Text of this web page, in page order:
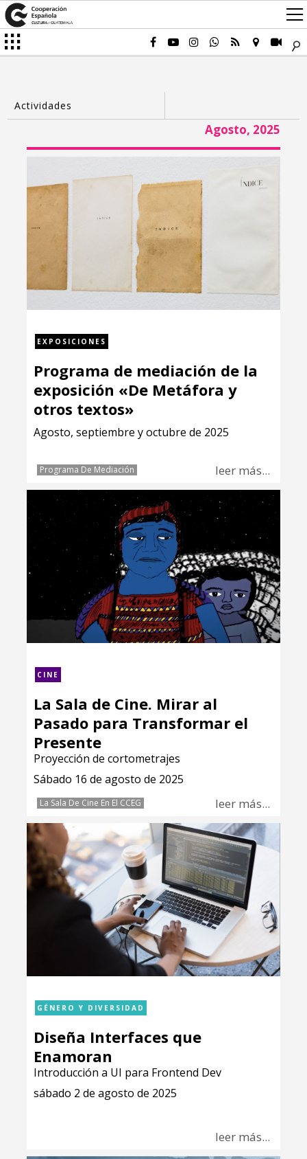
Agosto, 2025
EXPOSICIONES
Programa de mediación de la
exposición «De Metáfora y
otros textos»
Agosto, septiembre y octubre de 2025
Programa De Mediación leer más...
CINE
La Sala de Cine. Mirar al
Pasado para Transformar el
Presente
Proyección de cortometrajes
Sábado 16 de agosto de 2025
La Sala De Cine En El CCEG leer más...
GÉNERO Y DIVERSIDAD
Diseña Interfaces que
Enamoran
Introducción a UI para Frontend Dev
sábado 2 de agosto de 2025
leer más...